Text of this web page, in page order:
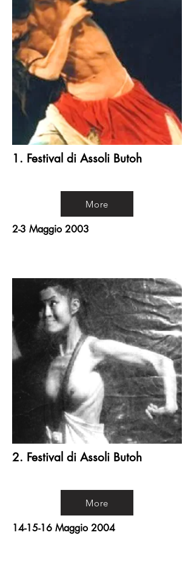
1. Festival di Assoli Butoh
More
2-3 Maggio 2003
2. Festival di Assoli Butoh
More
14-15-16 Maggio 2004